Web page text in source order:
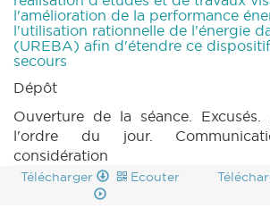
DECRET 642 n3 (2020-
DECRET 642 n4 (2020-
PARCHEMIN 642 (2020-
DECRET 695 n1 (2021-2022) (PDF)
695 n2 (2021-2022) (PDF)
(2021-2022) (PDF)
|
2022) (PDF)
DECRET 695
(PDF)
DECRET 695 n6
|
DECRET 695 n7 (2021-
DECRET 695 n8 (2021-
l'amélioration de la performance
l'utilisation rationnelle de l'énergie
(UREBA) afin d'étendre ce
secours
Dépôt
Ouverture de la séance.
l'ordre du jour.
considération
Télécharger Ecouter